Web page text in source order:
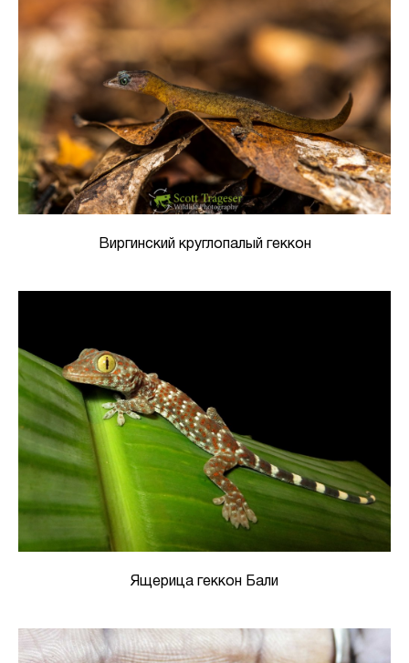
Виргинский круглопалый геккон
Ящерица геккон Бали